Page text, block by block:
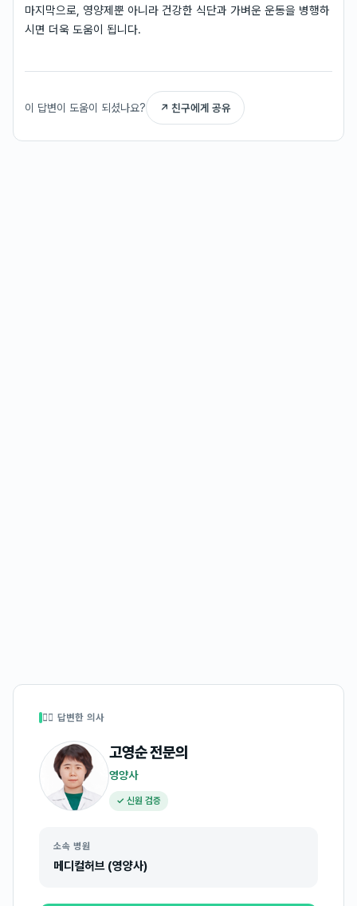
마지막으로, 영양제뿐 아니라 건강한 식단과 가벼운 운동을 병행하
시면 더욱 도움이 됩니다.
이 답변이 도움이 되셨나요? ↗ 친구에게 공유
👩‍⚕️ 답변한 의사
고영순전문의
영양사
✓ 신원 검증
소속 병원
메디컬허브 (영양사)